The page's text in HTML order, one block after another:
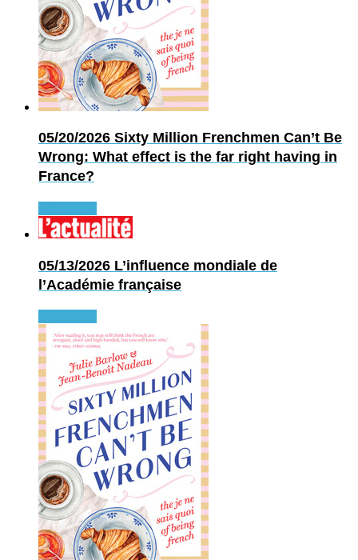
05/20/2026 Sixty Million Frenchmen Can’t Be
Wrong: What effect is the far right having in
France?
05/13/2026 L’influence mondiale de
l’Académie française